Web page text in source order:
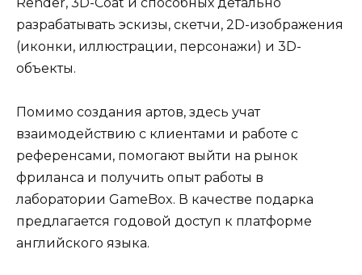
разрабатывать эскизы, скетчи, 2D-изображения
(иконки, иллюстрации, персонажи) и 3D-
объекты.
Помимо создания артов, здесь учат
взаимодействию с клиентами и работе с
референсами, помогают выйти на рынок
фриланса и получить опыт работы в
лаборатории GameBox. В качестве подарка
предлагается годовой доступ к платформе
английского языка.